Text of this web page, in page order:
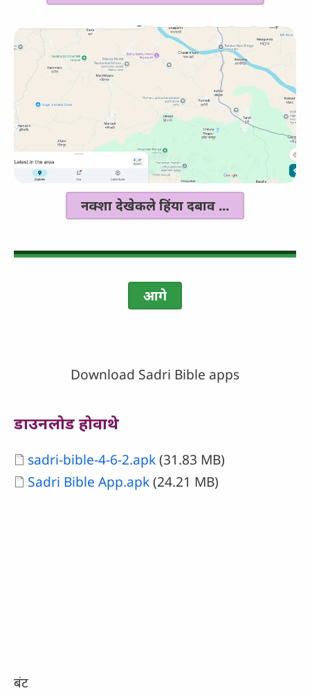
नक्शा देखेकले हिंया दबाव ...
आगे
Download Sadri Bible apps
डाउनलोड होवाथे
Document
sadri-bible-4-6-2.apk(31.83 MB)
Document
Sadri Bible App.apk(24.21 MB)
बंट